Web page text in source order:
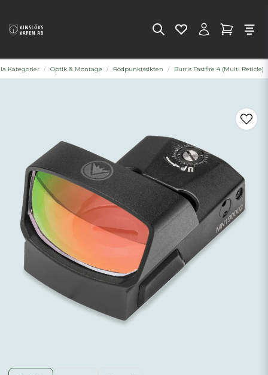
Kategorier Optik & Montage Rödpunktssikten Burris Fastfire 4 (Multi Reticle)